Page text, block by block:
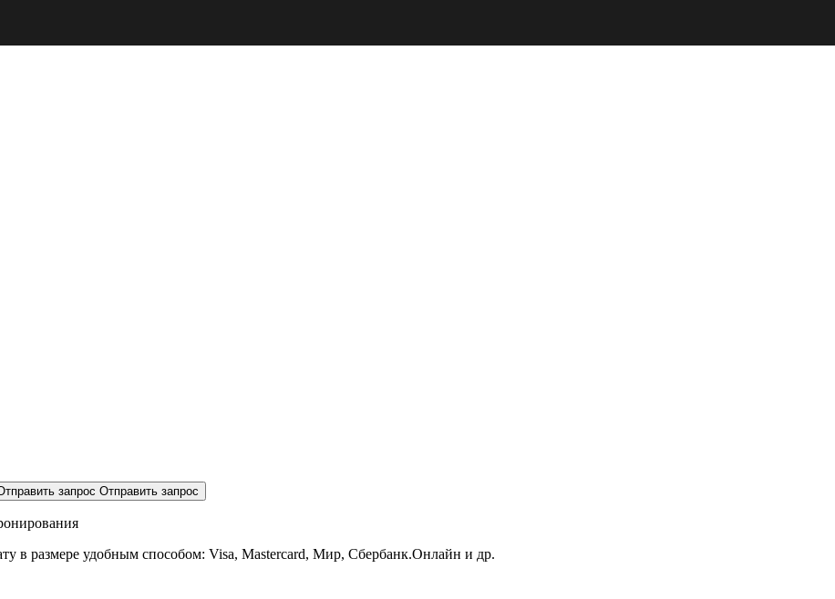
запрос Отправить запрос
в размере удобным способом: Visa, Mastercard, Мир, Сбербанк.Онлайн и др.